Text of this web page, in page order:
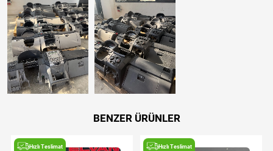
BENZER ÜRÜNLER
Hızlı Teslimat Hızlı Teslimat